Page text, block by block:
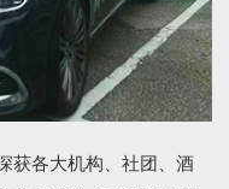
获各大机构、社团、酒